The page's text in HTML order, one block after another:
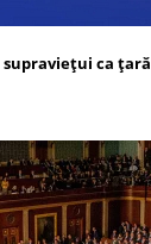
supraviețui ca țară